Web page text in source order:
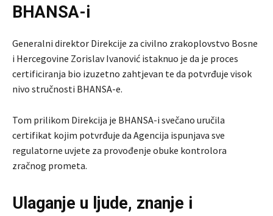
BHANSA-i
Generalni direktor Direkcije za civilno zrakoplovstvo Bosne
i Hercegovine Zorislav Ivanović istaknuo je da je proces
certificiranja bio izuzetno zahtjevan te da potvrđuje visok
nivo stručnosti BHANSA-e.
Tom prilikom Direkcija je BHANSA-i svečano uručila
certifikat kojim potvrđuje da Agencija ispunjava sve
regulatorne uvjete za provođenje obuke kontrolora
zračnog prometa.
Ulaganje u ljude, znanje i